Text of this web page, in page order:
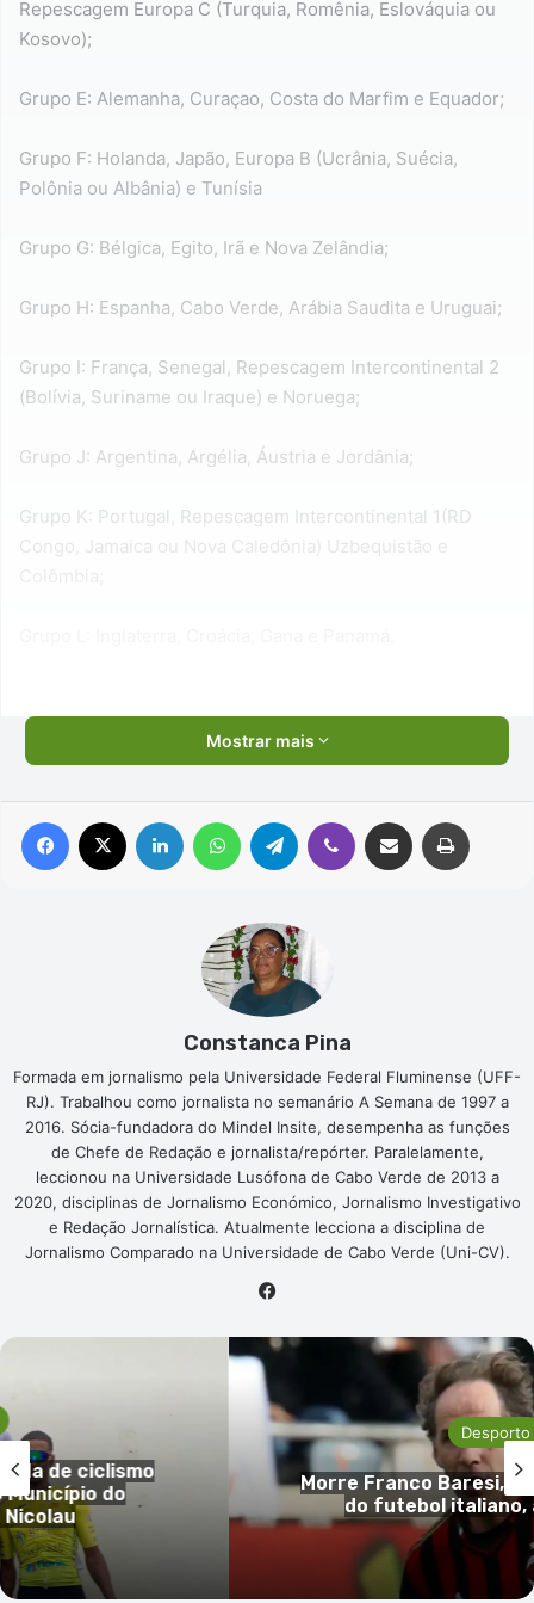
Repescagem Europa C (Turquia, Romênia, Eslováquia ou
Kosovo);
Grupo E: Alemanha, Curaçao, Costa do Marfim e Equador;
Grupo F: Holanda, Japão, Europa B (Ucrânia, Suécia,
Polônia ou Albânia) e Tunísia
Grupo G: Bélgica, Egito, Irã e Nova Zelândia;
Grupo H: Espanha, Cabo Verde, Arábia Saudita e Uruguai;
Grupo I: França, Senegal, Repescagem Intercontinental 2
(Bolívia, Suriname ou Iraque) e Noruega;
Grupo J: Argentina, Argélia, Áustria e Jordânia;
Grupo K: Portugal, Repescagem Intercontinental 1(RD
Congo, Jamaica ou Nova Caledônia) Uzbequistão e
Mostrar mais
Facebook Linkedin WhatsAppTelegram Viber Compartilhar via e-mail
Constanca Pina
Formada em jornalismo pela Universidade Federal Fluminense (UFF-
RJ). Trabalhou como jornalista no semanário A Semana de 1997 a
2016. Sócia-fundadora do Mindel Insite, desempenha as funções
de Chefe de Redação e jornalista/repórter. Paralelamente,
leccionou na Universidade Lusófona de Cabo Verde de 2013 a
2020, disciplinas de Jornalismo Económico, Jornalismo Investigativo
e Redação Jornalística. Atualmente lecciona a disciplina de
Jornalismo Comparado na Universidade de Cabo Verde (Uni-CV).
do AC Milan e
66 anos
Mais de 35 mil
redes Vozinha em
no Colo-